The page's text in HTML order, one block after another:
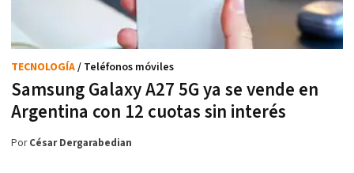
Samsung Galaxy A27 5G ya se vende en
Argentina con 12 cuotas sin interés
TECNOLOGÍA/ Teléfonos móviles
PorCésar Dergarabedian